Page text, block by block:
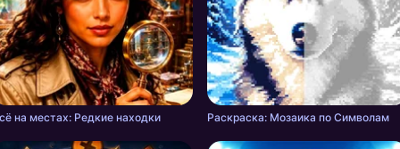
на местах: Редкие находки Раскраска: Мозаика по Символам